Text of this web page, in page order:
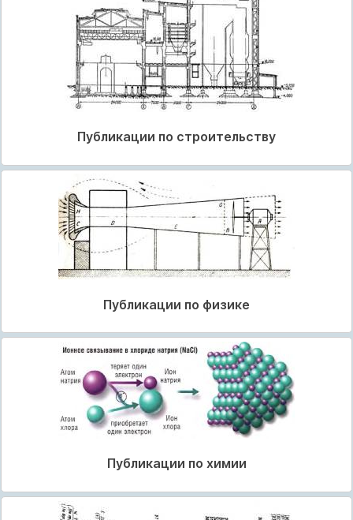
Публикации по строительству
Публикации по физике
Публикации по химии